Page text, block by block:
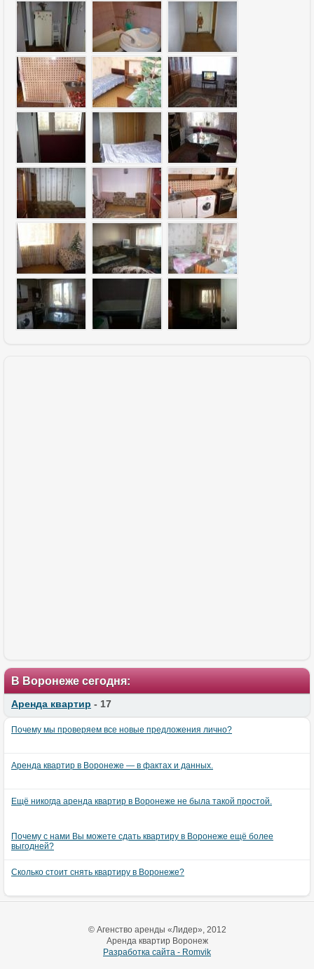
В Воронеже сегодня:
Аренда квартир - 17
Почему мы проверяем все новые предложения лично?
Аренда квартир в Воронеже — в фактах и данных.
Ещё никогда аренда квартир в Воронеже не была такой простой.
Почему с нами Вы можете сдать квартиру в Воронеже ещё более
выгодней?
Сколько стоит снять квартиру в Воронеже?
© Агенство аренды «Лидер», 2012
Аренда квартир Воронеж
Разработка сайта - Romvik